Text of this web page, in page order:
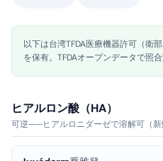
以下は台湾TFDA医療機器許可（衛
を保有。TFDAオープンデータで照合
ヒアルロン酸（HA）
可逆——ヒアルロニダーゼで溶解可（新